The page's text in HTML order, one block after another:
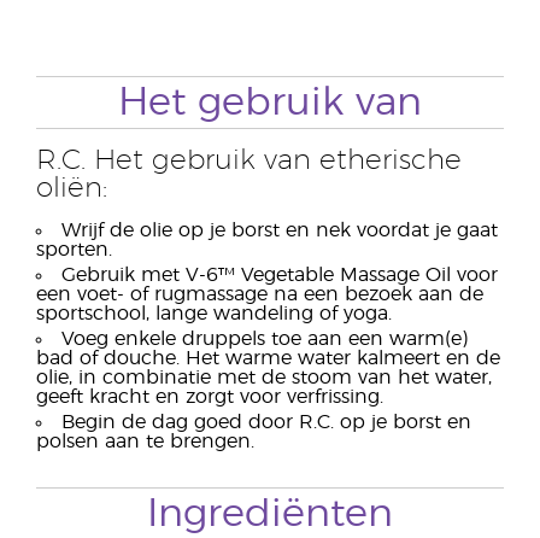
Het gebruik van
R.C. Het gebruik van etherische
oliën:
Wrijf de olie op je borst en nek voordat je gaat
sporten.
Gebruik met V-6™ Vegetable Massage Oil voor
een voet- of rugmassage na een bezoek aan de
sportschool, lange wandeling of yoga.
Voeg enkele druppels toe aan een warm(e)
bad of douche. Het warme water kalmeert en de
olie, in combinatie met de stoom van het water,
geeft kracht en zorgt voor verfrissing.
Begin de dag goed door R.C. op je borst en
polsen aan te brengen.
Ingrediënten